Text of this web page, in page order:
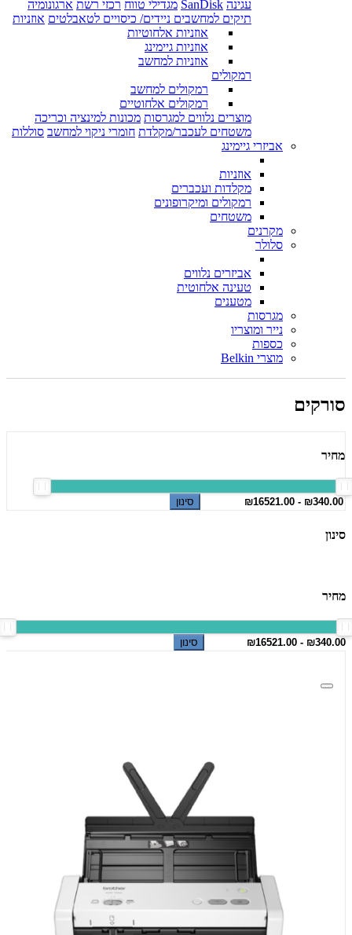
עגינה SanDisk מגדילי טווח רכזי רשת ארגונומיה
תיקים למחשבים ניידים/ כיסויים לטאבלטים אוזניות
אוזניות אלחוטיות
אוזניות גיימינג
אוזניות למחשב
רמקולים
רמקולים למחשב
רמקולים אלחוטיים
מוצרים נלווים למגרסות מכונות למינציה וכריכה
משטחים לעכבר/מקלדת חומרי ניקוי למחשב סוללות
אביזרי גיימינג
אוזניות
מקלדות ועכברים
רמקולים ומיקרופונים
משטחים
מקרנים
סלולר
אביזרים נלווים
טעינה אלחוטית
מטענים
מגרסות
נייר ומוצריו
כספות
מוצרי Belkin
סורקים
מחיר
סינון
סינון
מחיר
סינון